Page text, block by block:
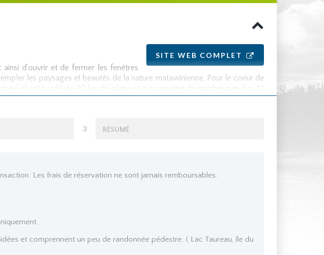
SITE WEB COMPLET
d’ouvrir et de fermer les fenêtres
les paysages et beautés de la nature matawinienne. Pour le coeur de
et est bordé de 90 km de plage et est parsemé de nombreuses îles. Et
destination est offerte en Saint-Donat et le lac Archambault.
pour assurer votre sécurité à bord. Aussi les matelots pourront vous
3 RÉSUMÉ
Les frais de réservation ne sont jamais remboursables.
et comprennent un peu de randonnée pédestre. ( Lac Taureau, île du